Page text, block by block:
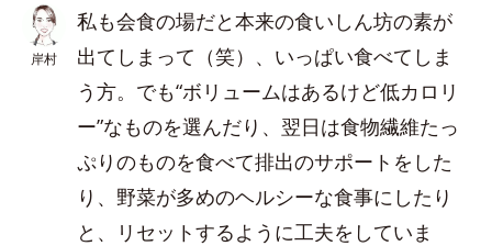
岸村
私も会食の場だと本来の食いしん坊の素が
出てしまって（笑）、いっぱい食べてしま
う方。でも“ボリュームはあるけど低カロリ
ー”なものを選んだり、翌日は食物繊維たっ
ぷりのものを食べて排出のサポートをした
り、野菜が多めのヘルシーな食事にしたり
と、リセットするように工夫をしていま